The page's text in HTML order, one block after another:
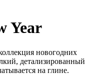
Year
новогодних
детализированный
на глине.